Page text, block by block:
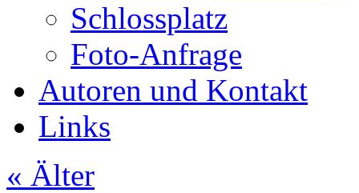
Schlossplatz
Foto-Anfrage
Autoren und Kontakt
Links
« Älter